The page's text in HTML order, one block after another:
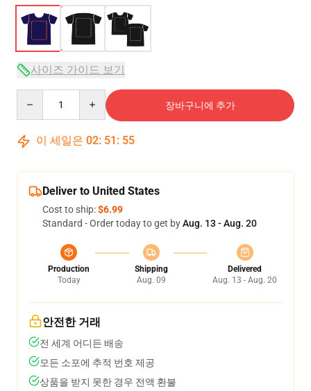
사이즈 가이드 보기
장바구니에 추가
이 세일은 02: 51 : 54
Deliver to United States
Cost to ship:$6.99
Standard - Order today to get byAug. 13 - Aug. 20
Production
Today
Shipping
Aug. 09
Delivered
Aug. 13 - Aug. 20
안전한 거래
전 세계 어디든 배송
모든 소포에 추적 번호 제공
상품을 받지 못한 경우 전액 환불